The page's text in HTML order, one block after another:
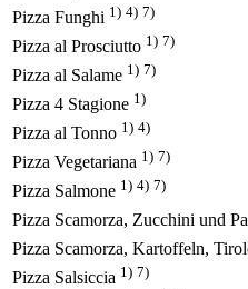
Pizza Funghi 1) 4) 7)
Pizza al Prosciutto 1) 7)
Pizza al Salame 1) 7)
Pizza 4 Stagione 1)
Pizza al Tonno 1) 4)
Pizza Vegetariana 1) 7)
Pizza Salmone 1) 4) 7)
Pizza Scamorza, Zucchini und
Pizza Scamorza, Kartoffeln,
Pizza Salsiccia 1) 7)